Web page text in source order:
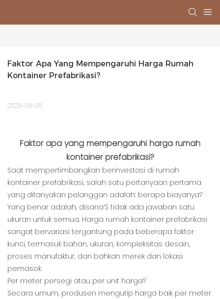
Faktor Apa Yang Mempengaruhi Harga Rumah
Kontainer Prefabrikasi?
2025-06-05
Faktor apa yang mempengaruhi harga rumah
kontainer prefabrikasi?
Saat mempertimbangkan berinvestasi di rumah
kontainer prefabrikasi, salah satu pertanyaan pertama
yang ditanyakan pelanggan adalah: berapa biayanya?
Yang benar adalah, disana’S tidak ada jawaban satu
ukuran untuk semua. Harga rumah kontainer prefabrikasi
sangat bervariasi tergantung pada beberapa faktor
kunci, termasuk bahan, ukuran, kompleksitas desain,
proses manufaktur, dan bahkan merek dan lokasi
pemasok.
Per meter persegi atau per unit harga?
Secara umum, produsen mengutip harga baik per meter